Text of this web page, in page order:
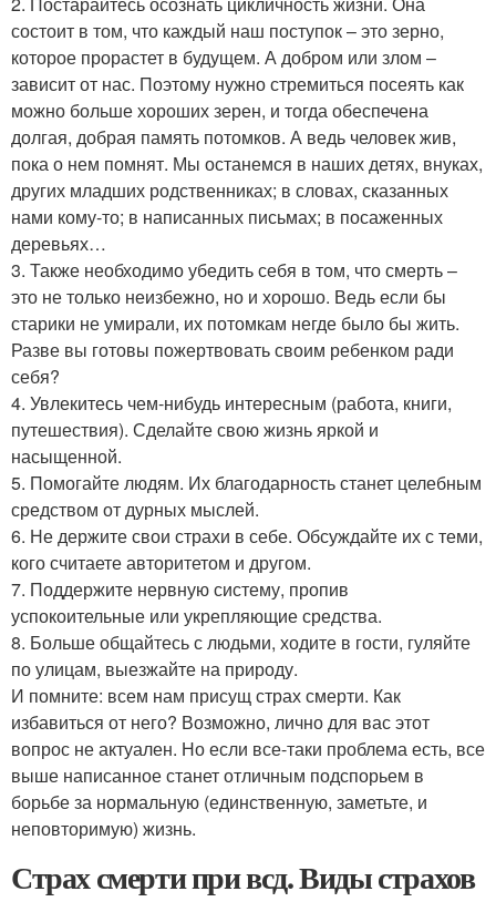
состоит в том, что каждый наш поступок – это зерно,
которое прорастет в будущем. А добром или злом –
зависит от нас. Поэтому нужно стремиться посеять как
можно больше хороших зерен, и тогда обеспечена
долгая, добрая память потомков. А ведь человек жив,
пока о нем помнят. Мы останемся в наших детях, внуках,
других младших родственниках; в словах, сказанных
нами кому-то; в написанных письмах; в посаженных
деревьях…
3. Также необходимо убедить себя в том, что смерть –
это не только неизбежно, но и хорошо. Ведь если бы
старики не умирали, их потомкам негде было бы жить.
Разве вы готовы пожертвовать своим ребенком ради
себя?
4. Увлекитесь чем-нибудь интересным (работа, книги,
путешествия). Сделайте свою жизнь яркой и
насыщенной.
5. Помогайте людям. Их благодарность станет целебным
средством от дурных мыслей.
6. Не держите свои страхи в себе. Обсуждайте их с теми,
кого считаете авторитетом и другом.
7. Поддержите нервную систему, пропив
успокоительные или укрепляющие средства.
8. Больше общайтесь с людьми, ходите в гости, гуляйте
по улицам, выезжайте на природу.
И помните: всем нам присущ страх смерти. Как
избавиться от него? Возможно, лично для вас этот
вопрос не актуален. Но если все-таки проблема есть, все
выше написанное станет отличным подспорьем в
борьбе за нормальную (единственную, заметьте, и
неповторимую) жизнь.
Страх смерти при всд. Виды страхов